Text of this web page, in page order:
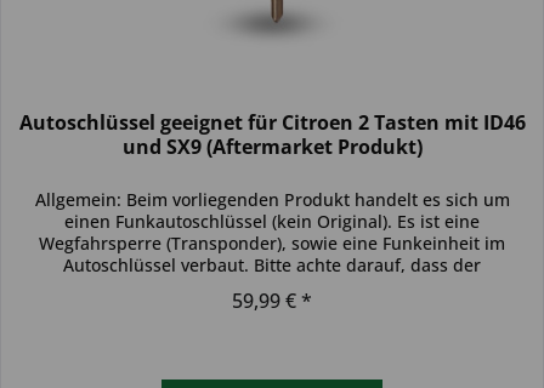
Autoschlüssel geeignet für Citroen 2 Tasten mit ID46
und SX9 (Aftermarket Produkt)
Allgemein: Beim vorliegenden Produkt handelt es sich um
einen Funkautoschlüssel (kein Original). Es ist eine
Wegfahrsperre (Transponder), sowie eine Funkeinheit im
Autoschlüssel verbaut. Bitte achte darauf, dass der
59,99 € *